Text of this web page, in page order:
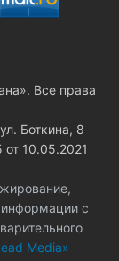
Все права
Боткина, 8
10.05.2021
информации с
Media»